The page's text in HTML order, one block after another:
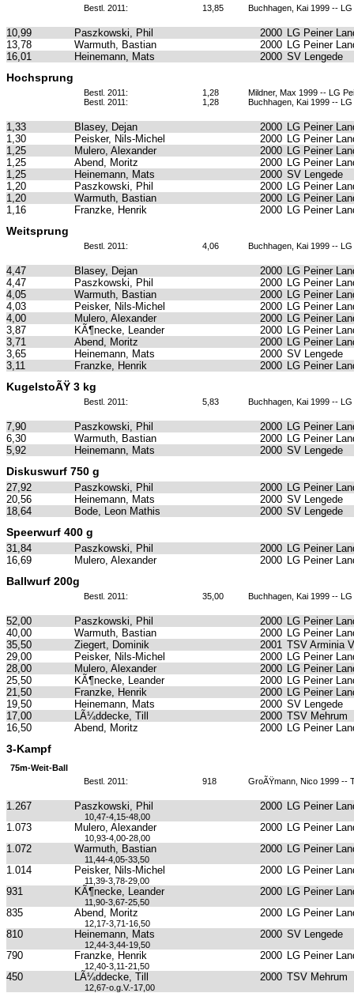
Bestl. 2011: 13,85 Buchhagen, Kai 1999 --
10,99 Paszkowski, Phil 2000 LG Peiner
13,78
Warmuth, Bastian 2000 LG Peiner
16,01
Heinemann, Mats 2000 SV Lengede
Hochsprung
Bestl. 2011: 1,28
Mildner, Max 1999 -- LG
Bestl. 2011:
1,28 Buchhagen, Kai 1999 --
1,33 Blasey, Dejan 2000 LG Peiner
1,30
Peisker, Nils-Michel 2000 LG Peiner
1,25
Mulero, Alexander 2000 LG Peiner
1,25
Abend, Moritz 2000 LG Peiner
1,25
Heinemann, Mats 2000 SV Lengede
1,20
Paszkowski, Phil 2000 LG Peiner
1,20
Warmuth, Bastian 2000 LG Peiner
1,16
Franzke, Henrik 2000 LG Peiner
Weitsprung
Bestl. 2011: 4,06 Buchhagen, Kai 1999 --
4,47 Blasey, Dejan 2000 LG Peiner
4,47
Paszkowski, Phil 2000 LG Peiner
4,05
Warmuth, Bastian 2000 LG Peiner
4,03
Peisker, Nils-Michel 2000 LG Peiner
4,00
Mulero, Alexander 2000 LG Peiner
3,87
KÃ¶necke, Leander 2000 LG Peiner
3,71
Abend, Moritz 2000 LG Peiner
3,65
Heinemann, Mats 2000 SV Lengede
3,11
Franzke, Henrik 2000 LG Peiner
KugelstoÃŸ 3 kg
Bestl. 2011: 5,83 Buchhagen, Kai 1999 --
7,90 Paszkowski, Phil 2000 LG Peiner
6,30
Warmuth, Bastian 2000 LG Peiner
5,92
Heinemann, Mats 2000 SV Lengede
Diskuswurf 750 g
27,92 Paszkowski, Phil 2000 LG Peiner
20,56
Heinemann, Mats 2000 SV Lengede
18,64
Bode, Leon Mathis 2000 SV Lengede
Speerwurf 400 g
31,84 Paszkowski, Phil 2000 LG Peiner
16,69
Mulero, Alexander 2000 LG Peiner
Ballwurf 200g
Bestl. 2011: 35,00 Buchhagen, Kai 1999 --
52,00 Paszkowski, Phil 2000 LG Peiner
40,00
Warmuth, Bastian 2000 LG Peiner
35,50
Ziegert, Dominik 2001 TSV Arminia
29,00
Peisker, Nils-Michel 2000 LG Peiner
28,00
Mulero, Alexander 2000 LG Peiner
25,50
KÃ¶necke, Leander 2000 LG Peiner
21,50
Franzke, Henrik 2000 LG Peiner
19,50
Heinemann, Mats 2000 SV Lengede
17,00
LÃ¼ddecke, Till 2000 TSV Mehrum
16,50
Abend, Moritz 2000 LG Peiner
3-Kampf
75m-Weit-Ball
Bestl. 2011:
918 GroÃŸmann, Nico 1999 --
1.267 Paszkowski, Phil 2000 LG Peiner
10,47-4,15-48,00
1.073 Mulero, Alexander 2000 LG Peiner
10,93-4,00-28,00
1.072 Warmuth, Bastian 2000 LG Peiner
11,44-4,05-33,50
1.014 Peisker, Nils-Michel 2000 LG Peiner
11,39-3,78-29,00
931 KÃ¶necke, Leander 2000 LG Peiner
11,90-3,67-25,50
835 Abend, Moritz 2000 LG Peiner
12,17-3,71-16,50
810 Heinemann, Mats 2000 SV Lengede
12,44-3,44-19,50
790 Franzke, Henrik 2000 LG Peiner
12,40-3,11-21,50
450 LÃ¼ddecke, Till 2000 TSV Mehrum
12,67-o.g.V.-17,00